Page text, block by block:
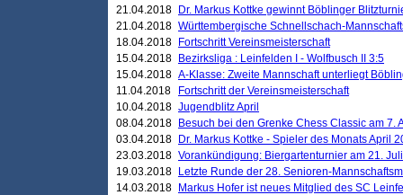
21.04.2018
Dr. Markus Kottke gewinnt Böblinger
21.04.2018 Württembergische Schnellschach-
18.04.2018
Fortschritt Vereinsmeisterschaft
15.04.2018
Bezirksliga : Leinfelden I - Wolfbusch II 3:5
15.04.2018 A-Klasse: Zweite Mannschaft unterliegt
11.04.2018
Fortschritt der Vereinsmeisterschaft
10.04.2018 Jugendblitz April
08.04.2018
Besuch bei den Grenke Chess Classic am 7.
03.04.2018
Dr. Markus Kottke - Spieler des Monats April
23.03.2018 Vorankündigung: Biergartenturnier am 21.
19.03.2018
Letzte Runde der 28. Senioren-
14.03.2018
Markus Hofer ist neues Mitglied des SC